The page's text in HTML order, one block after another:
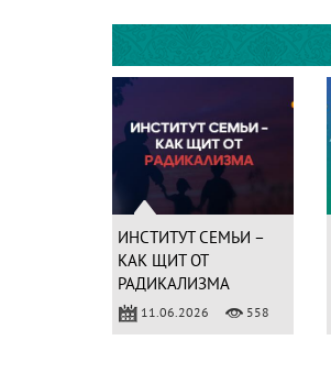
ИНСТИТУТ СЕМЬИ –
КАК ЩИТ ОТ
РАДИКАЛИЗМА
11.06.2026 558